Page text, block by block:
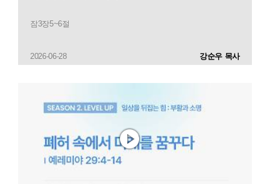
잠3장5~6절
2026-06-28 강순우 목사